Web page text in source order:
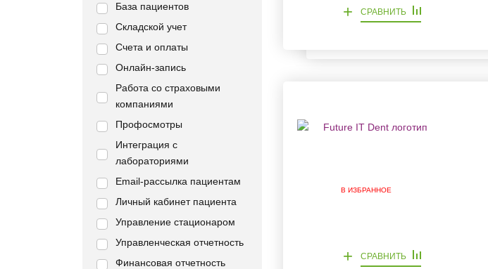
База пациентов
Складской учет
Счета и оплаты
Онлайн-запись
Работа со страховыми
компаниями
Профосмотры
Интеграция с
лабораториями
Email-рассылка пациентам
Личный кабинет пациента
Управление стационаром
Управленческая отчетность
Финансовая отчетность
+ СРАВНИТЬ
В ИЗБРАННОЕ
+ СРАВНИТЬ